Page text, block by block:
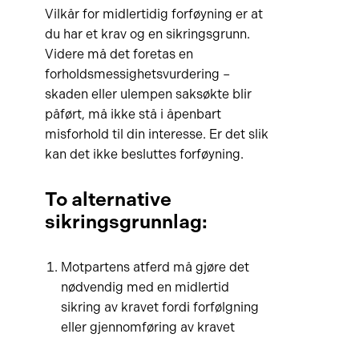
Vilkår for midlertidig forføyning er at
du har et krav og en sikringsgrunn.
Videre må det foretas en
forholdsmessighetsvurdering –
skaden eller ulempen saksøkte blir
påført, må ikke stå i åpenbart
misforhold til din interesse. Er det slik
kan det ikke besluttes forføyning.
To alternative
sikringsgrunnlag:
Motpartens atferd må gjøre det
nødvendig med en midlertid
sikring av kravet fordi forfølgning
eller gjennomføring av kravet